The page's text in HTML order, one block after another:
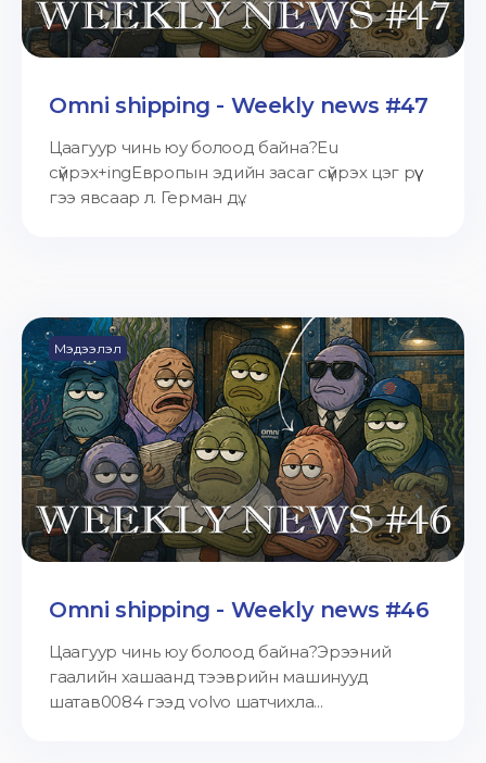
Omni shipping - Weekly news #47
Цаагуур чинь юу болоод байна?Eu
сүйрэх+ingЕвропын эдийн засаг сүйрэх цэг рүү
гээ явсаар л. Герман дү...
Мэдээлэл
Omni shipping - Weekly news #46
Цаагуур чинь юу болоод байна?Эрээний
гаалийн хашаанд тээврийн машинууд
шатав0084 гээд volvo шатчихла...